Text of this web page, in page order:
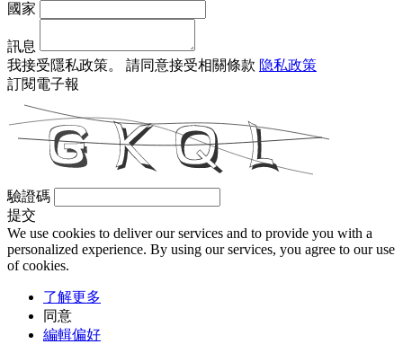
國家
訊息
我接受隱私政策。 請同意接受相關條款 隐私政策
訂閱電子報
驗證碼
提交
We use cookies to deliver our services and to provide you with a
personalized experience. By using our services, you agree to our use
of cookies.
了解更多
同意
編輯偏好